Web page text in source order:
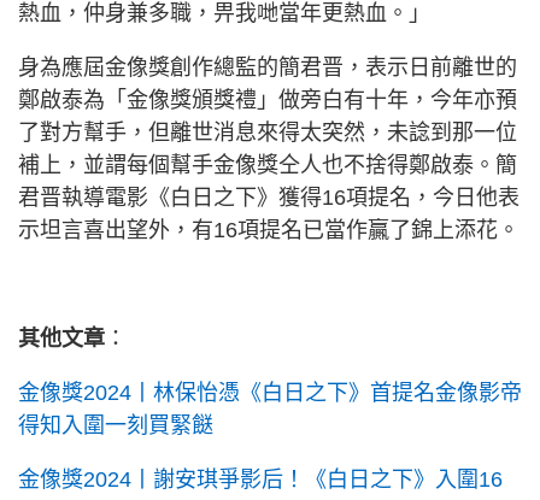
熱血，仲身兼多職，畀我哋當年更熱血。」
身為應屆金像獎創作總監的簡君晋，表示日前離世的
鄭啟泰為「金像獎頒獎禮」做旁白有十年，今年亦預
了對方幫手，但離世消息來得太突然，未諗到那一位
補上，並謂每個幫手金像獎仝人也不捨得鄭啟泰。簡
君晋執導電影《白日之下》獲得16項提名，今日他表
示坦言喜出望外，有16項提名已當作贏了錦上添花。
其他文章 ：
金像獎2024丨林保怡憑《白日之下》首提名金像影帝
得知入圍一刻買緊餸
金像獎2024丨謝安琪爭影后！《白日之下》入圍16